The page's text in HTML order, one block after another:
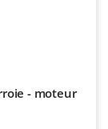
- moteur